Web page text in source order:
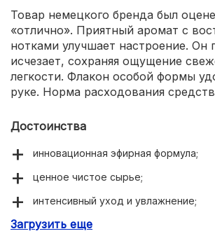
Товар немецкого бренда был
«отлично». Приятный аромат с
нотками улучшает настроение. Он
исчезает, сохраняя ощущение
легкости. Флакон особой формы
руке. Норма расходования
Достоинства
инновационная эфирная формула;
ценное чистое сырье;
интенсивный уход и увлажнение;
защитный барьер от внешних
Загрузить еще